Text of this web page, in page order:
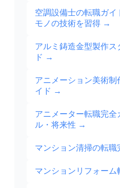
空調設備士の転職ガイ
モノの技術を習得 →
アルミ鋳造金型製作ス
ド →
アニメーション美術
イド →
アニメーター転職完全
ル・将来性 →
マンション清掃の転職
マンションリフォーム